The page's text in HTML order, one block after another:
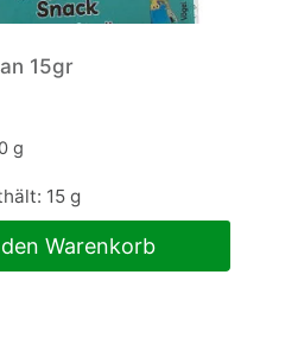
15gr
g
15 g
Warenkorb